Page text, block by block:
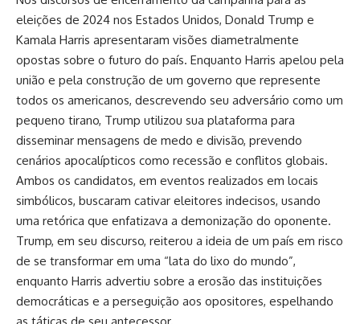
eleições de 2024 nos Estados Unidos, Donald Trump e
Kamala Harris apresentaram visões diametralmente
opostas sobre o futuro do país. Enquanto Harris apelou pela
união e pela construção de um governo que represente
todos os americanos, descrevendo seu adversário como um
pequeno tirano, Trump utilizou sua plataforma para
disseminar mensagens de medo e divisão, prevendo
cenários apocalípticos como recessão e conflitos globais.
Ambos os candidatos, em eventos realizados em locais
simbólicos, buscaram cativar eleitores indecisos, usando
uma retórica que enfatizava a demonização do oponente.
Trump, em seu discurso, reiterou a ideia de um país em risco
de se transformar em uma “lata do lixo do mundo”,
enquanto Harris advertiu sobre a erosão das instituições
democráticas e a perseguição aos opositores, espelhando